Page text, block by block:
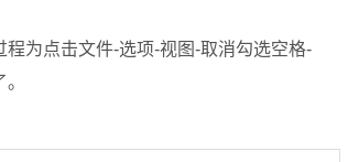
为点击文件-选项-视图-取消勾选空格-